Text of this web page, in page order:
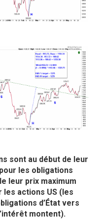
sont au début de leur
les obligations
leur prix maximum
les actions US (les
d’État vers
montent).